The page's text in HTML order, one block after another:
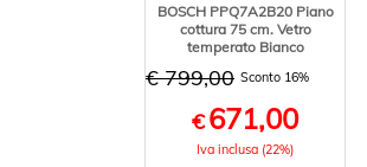
BOSCH PPQ7A2B20 Piano
cottura 75 cm. Vetro
temperato Bianco
€ 799,00 Sconto 16%
€671,00
Iva inclusa (22%)